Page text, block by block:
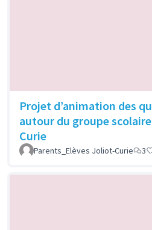
Projet d’animation des
autour du groupe
Curie
Parents_Elèves Joliot-Curie 3